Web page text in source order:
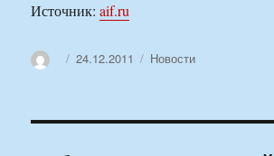
Источник:aif.ru
АвторОпубликовано
24.12.2011 Рубрики
Новости